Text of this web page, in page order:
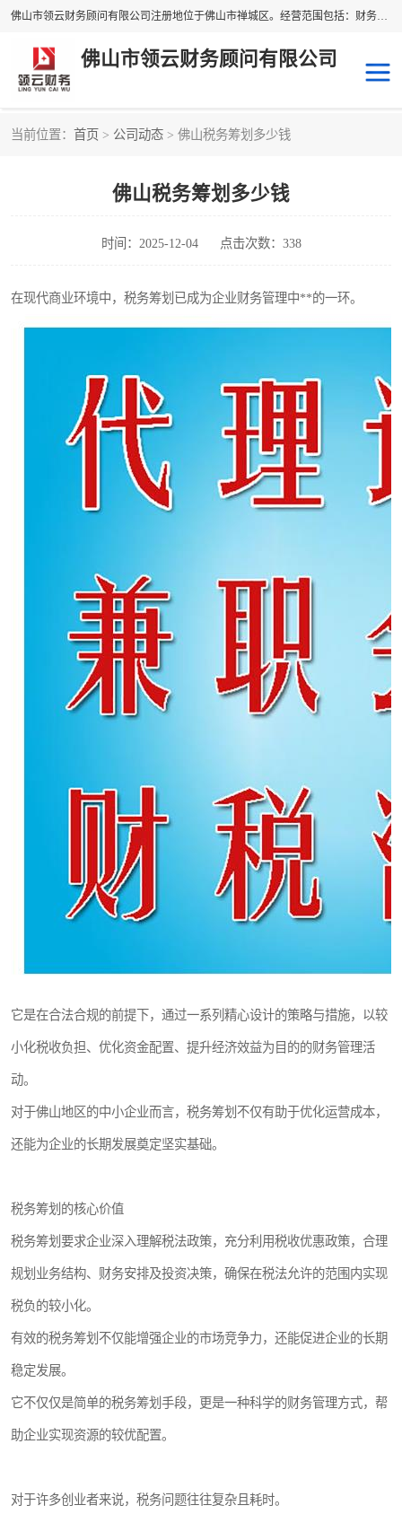
佛山市领云财务顾问有限公司注册地位于佛山市禅城区。经营范围包括：财务咨询，税务服务，企业管理咨询，信息咨询服务，法律咨询顾问，商务代理代办等服务；主要项目有：代理记账，旧账账务处理，疑难账务处理，建账审账；纳税申报，网上申请发票，企业税务分析、审查与评估；注册个体工商户，注册公司，公司注销；企业名称、地址、法人、股东、经营范围、营业期限等资料变更；商标注册、商标转让。财税审计、税务咨询、公司年审。
佛山市领云财务顾问有限公司
当前位置： 首页 > 公司动态 > 佛山税务筹划多少钱
佛山税务筹划多少钱
时间：2025-12-04 点击次数：338
在现代商业环境中，税务筹划已成为企业财务管理中**的一环。
它是在合法合规的前提下，通过一系列精心设计的策略与措施，以较
小化税收负担、优化资金配置、提升经济效益为目的的财务管理活
动。
对于佛山地区的中小企业而言，税务筹划不仅有助于优化运营成本，
还能为企业的长期发展奠定坚实基础。
税务筹划的核心价值
税务筹划要求企业深入理解税法政策，充分利用税收优惠政策，合理
规划业务结构、财务安排及投资决策，确保在税法允许的范围内实现
税负的较小化。
有效的税务筹划不仅能增强企业的市场竞争力，还能促进企业的长期
稳定发展。
它不仅仅是简单的税务筹划手段，更是一种科学的财务管理方式，帮
助企业实现资源的较优配置。
对于许多创业者来说，税务问题往往复杂且耗时。
税务筹划
进出口经营权